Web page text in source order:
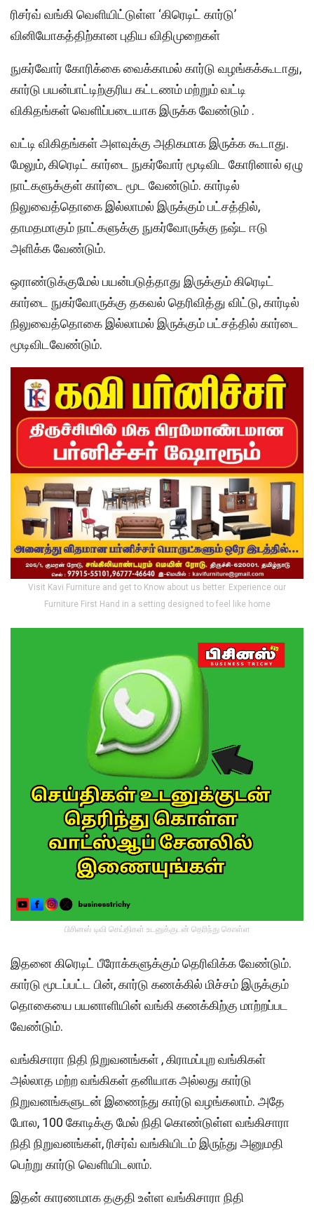
ரிசர்வ் வங்கி வெளியிட்டுள்ள ‘கிரெடிட் கார்டு’
வினியோகத்திற்கான புதிய விதிமுறைகள்
நுகர்வோர் கோரிக்கை வைக்காமல் கார்டு வழங்கக்கூடாது,
கார்டு பயன்பாட்டிற்குரிய கட்டணம் மற்றும் வட்டி
விகிதங்கள் வெளிப்படையாக இருக்க வேண்டும் .
வட்டி விகிதங்கள் அளவுக்கு அதிகமாக இருக்க கூடாது.
மேலும், கிரெடிட் கார்டை நுகர்வோர் மூடிவிட கோரினால் ஏழு
நாட்களுக்குள் கார்டை மூட வேண்டும். கார்டில்
நிலுவைத்தொகை இல்லாமல் இருக்கும் பட்சத்தில்,
தாமதமாகும் நாட்களுக்கு நுகர்வோருக்கு நஷ்ட ஈடு
அளிக்க வேண்டும்.
ஒராண்டுக்குமேல் பயன்படுத்தாது இருக்கும் கிரெடிட்
கார்டை நுகர்வோருக்கு தகவல் தெரிவித்து விட்டு, கார்டில்
நிலுவைத்தொகை இல்லாமல் இருக்கும் பட்சத்தில் கார்டை
மூடிவிடவேண்டும்.
Visit Kavi Furniture and get to Know about us better. Experience our
Furniture First Hand in a setting designed to feel like home
பிசினஸ் டிவி செய்திகள் உடனுக்குடன் தெரிந்து கொள்ள
இதனை கிரெடிட் பீரோக்களுக்கும் தெரிவிக்க வேண்டும்.
கார்டு மூடப்பட்ட பின், கார்டு கணக்கில் மிச்சம் இருக்கும்
தொகையை பயனாளியின் வங்கி கணக்கிற்கு மாற்றப்பட
வேண்டும்.
வங்கிசாரா நிதி நிறுவனங்கள் , கிராமப்புற வங்கிகள்
அல்லாத மற்ற வங்கிகள் தனியாக அல்லது கார்டு
நிறுவனங்களுடன் இணைந்து கார்டு வழங்கலாம். அதே
போல, 100 கோடிக்கு மேல் நிதி கொண்டுள்ள வங்கிசாரா
நிதி நிறுவனங்கள், ரிசர்வ் வங்கியிடம் இருந்து அனுமதி
பெற்று கார்டு வெளியிடலாம்.
இதன் காரணமாக தகுதி உள்ள வங்கிசாரா நிதி